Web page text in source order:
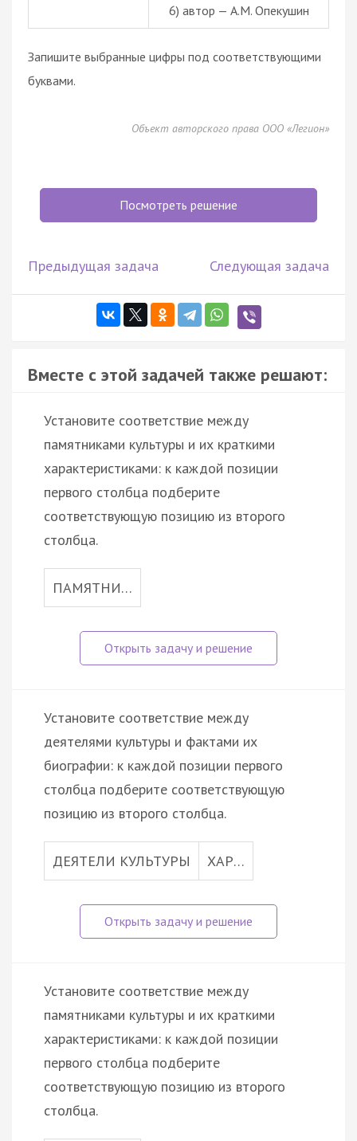
6) автор — А.М. Опекушин
Запишите выбранные цифры под соответствующими
буквами.
Объект авторского права ООО «Легион»
Посмотреть решение
Предыдущая задача Следующая задача
Вместе с этой задачей также решают:
Установите соответствие между
памятниками культуры и их краткими
характеристиками: к каждой позиции
первого столбца подберите
соответствующую позицию из второго
столбца.
ПАМЯТНИ…
Установите соответствие между
деятелями культуры и фактами их
биографии: к каждой позиции первого
столбца подберите соответствующую
позицию из второго столбца.
ДЕЯТЕЛИ КУЛЬТУРЫ ХАР…
Установите соответствие между
памятниками культуры и их краткими
характеристиками: к каждой позиции
первого столбца подберите
соответствующую позицию из второго
столбца.